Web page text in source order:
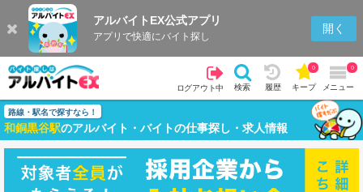
アルバイトEX公式アプリ
アプリで快適にバイト探し
開く
ログアウト中 検索 履歴 キープ
0
メニュー
0
路線・駅名で探すなら！
和銅黒谷駅のアルバイト・バイトの仕事探し・求人情報